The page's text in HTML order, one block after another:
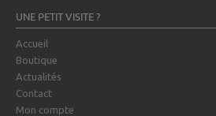
UNE PETIT VISITE ?
Accueil
Boutique
Actualités
Contact
Mon compte